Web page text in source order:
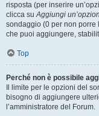
risposta (per inserire
clicca suAggiungi
sondaggio (0 per non porre
che puoi aggiungere,
Top
Perché non è possibile
Il limite per le opzioni del
bisogno di aggiungere
l’amministratore del Forum.